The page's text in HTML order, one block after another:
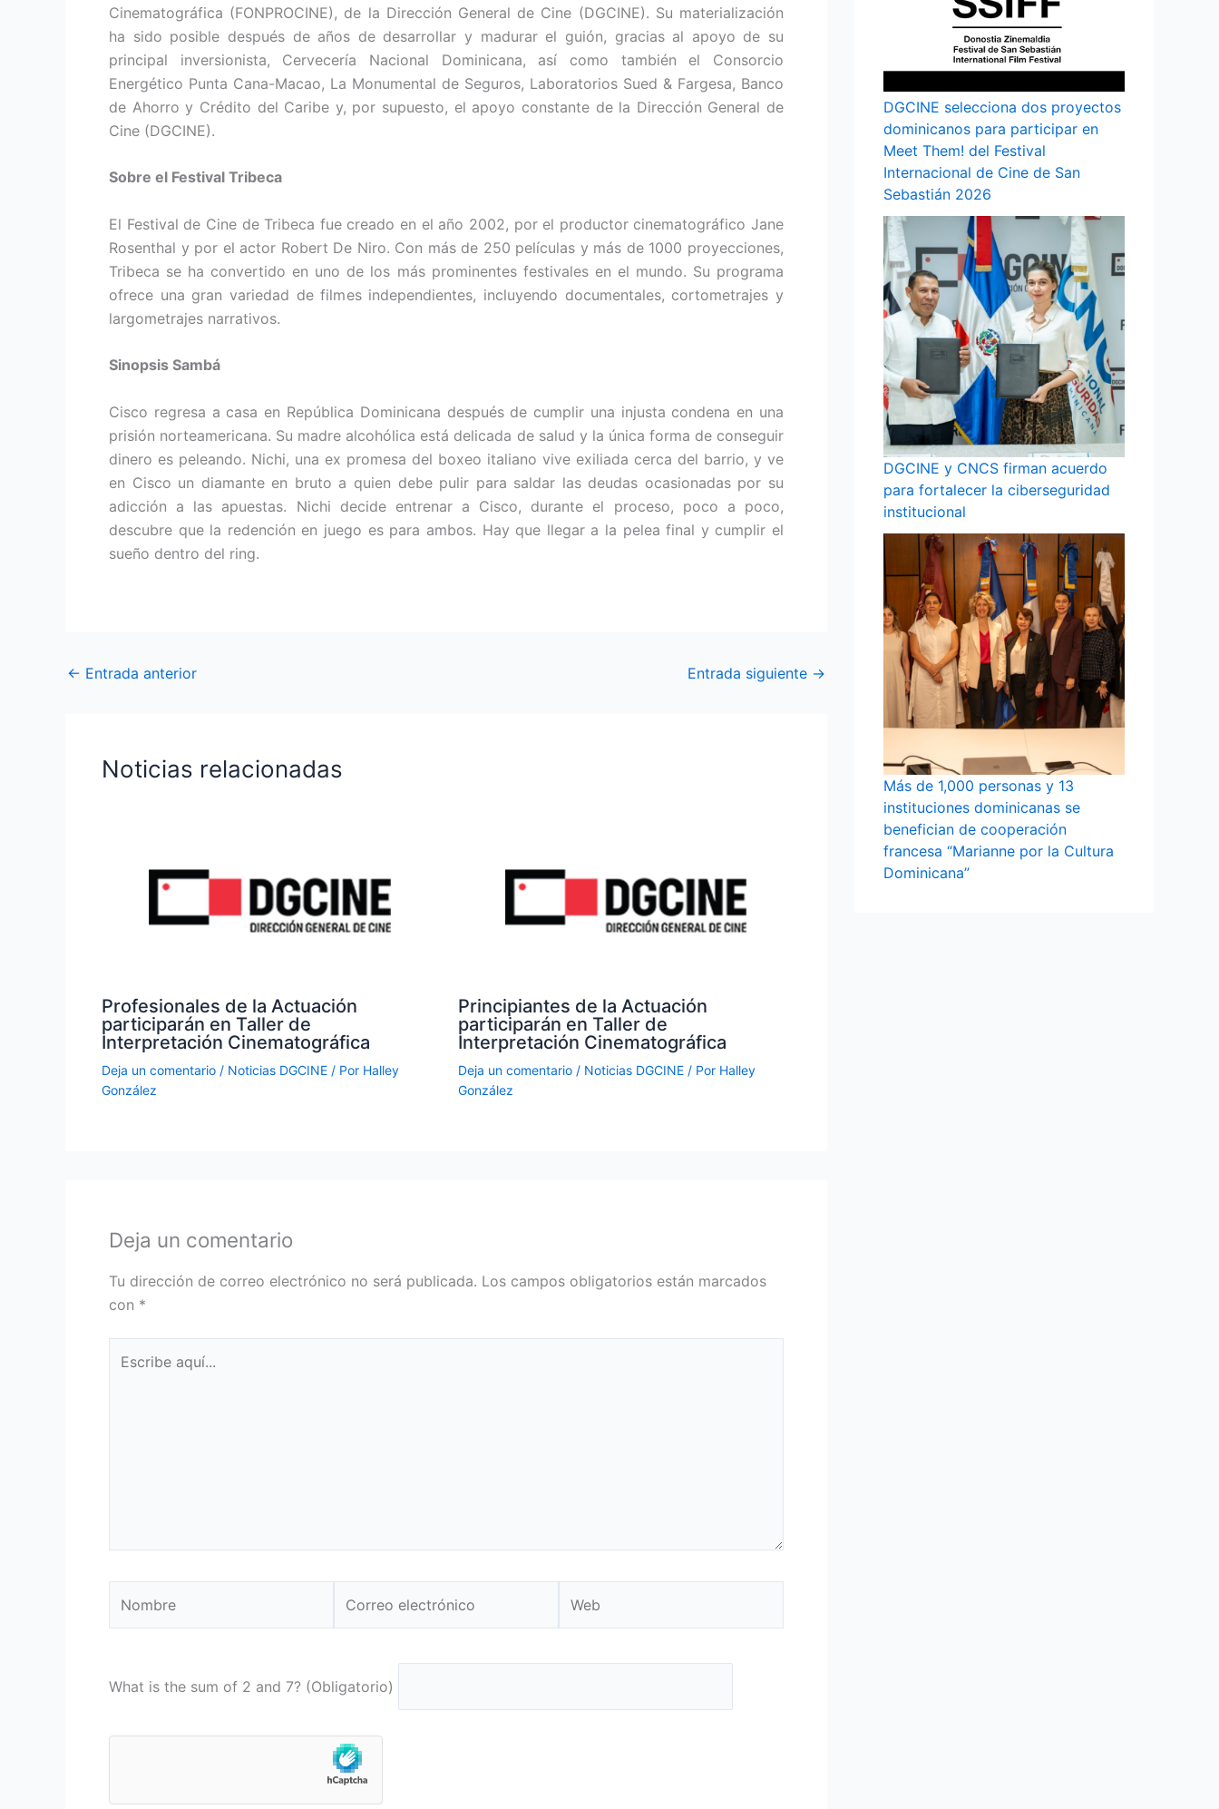
Cinematográfica (FONPROCINE), de la Dirección General de Cine (DGCINE). Su materialización
ha sido posible después de años de desarrollar y madurar el guión, gracias al apoyo de su
principal inversionista, Cervecería Nacional Dominicana, así como también el Consorcio
Energético Punta Cana-Macao, La Monumental de Seguros, Laboratorios Sued & Fargesa, Banco
de Ahorro y Crédito del Caribe y, por supuesto, el apoyo constante de la Dirección General de
Cine (DGCINE).
Sobre el Festival Tribeca
El Festival de Cine de Tribeca fue creado en el año 2002, por el productor cinematográfico Jane
Rosenthal y por el actor Robert De Niro. Con más de 250 películas y más de 1000 proyecciones,
Tribeca se ha convertido en uno de los más prominentes festivales en el mundo. Su programa
ofrece una gran variedad de filmes independientes, incluyendo documentales, cortometrajes y
largometrajes narrativos.
Sinopsis Sambá
Cisco regresa a casa en República Dominicana después de cumplir una injusta condena en una
prisión norteamericana. Su madre alcohólica está delicada de salud y la única forma de conseguir
dinero es peleando. Nichi, una ex promesa del boxeo italiano vive exiliada cerca del barrio, y ve
en Cisco un diamante en bruto a quien debe pulir para saldar las deudas ocasionadas por su
adicción a las apuestas. Nichi decide entrenar a Cisco, durante el proceso, poco a poco,
descubre que la redención en juego es para ambos. Hay que llegar a la pelea final y cumplir el
sueño dentro del ring.
← Entrada anterior Entrada siguiente →
Noticias relacionadas
Profesionales de la Actuación
participarán en Taller de
Interpretación Cinematográfica
Deja un comentario / Noticias DGCINE / Por Halley
González
Principiantes de la Actuación
participarán en Taller de
Interpretación Cinematográfica
Deja un comentario / Noticias DGCINE/ Por Halley
González
Deja un comentario
Tu dirección de correo electrónico no será publicada. Los campos obligatorios están marcados
con *
aquí...
electrónico
What is the sum of 2 and 7? (Obligatorio)
DGCINE selecciona dos proyectos
dominicanos para participar en
Meet Them! del Festival
Internacional de Cine de San
Sebastián 2026
DGCINE y CNCS firman acuerdo
para fortalecer la ciberseguridad
institucional
Más de 1,000 personas y 13
instituciones dominicanas se
benefician de cooperación
francesa “Marianne por la Cultura
Dominicana”